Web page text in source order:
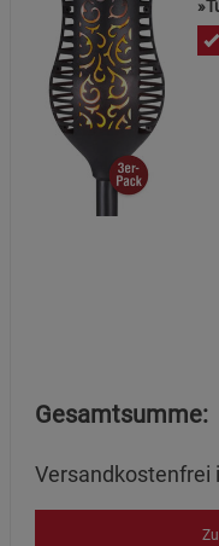
Gesamtsumme:
Versandkostenfrei